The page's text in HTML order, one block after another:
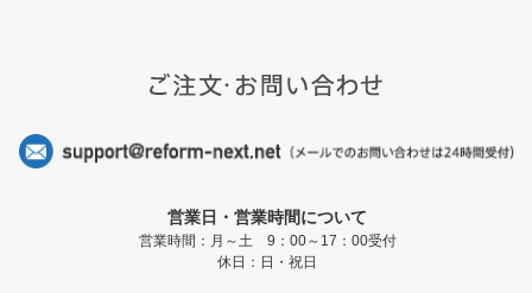
営業日・営業時間について
営業時間：月～土 9：00～17：00受付
休日：日・祝日